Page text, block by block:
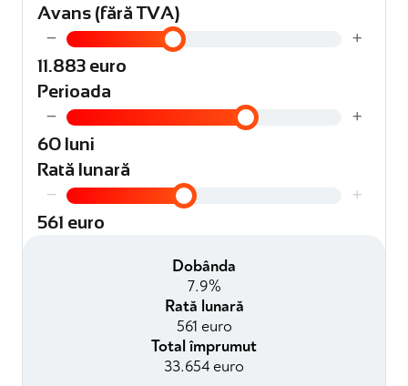
Avans (fără TVA)
− +
11.883 euro
Perioada
− +
60 luni
Rată lunară
− +
561 euro
Dobânda
7.9%
Rată lunară
561 euro
Total împrumut
33.654 euro